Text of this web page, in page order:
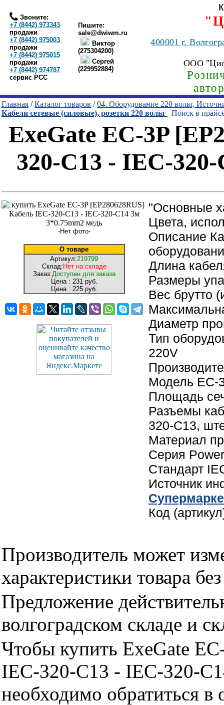
Звоните:
+7 (8442) 973343
продажи
+7 (8442) 975003
продажи
+7 (8442) 975015
продажи
+7 (8442) 974787
сервис РСС
Пишите:
sale@dwiwm.ru
Виктор
(275304200)
Сергей
(229952884)
400001г.
ООО
Главная /Каталог товаров /04. Оборудование 220 вольт,
Кабели сетевые (силовые), розетки 220 вольт
Поиск в
ExeGate EC-3P
320-C13 - IEC-
-Нет фото-
О товаре
Артикул:219799
Склад: Нет на складе
Заказ:Доступен для заказа
Цена : 231 руб.
Цена : 225 руб.
"Основные
Цвета,
Описание
Длина
Размеры
Вес брутто
Диаметр
Тип
220V
Модель EC-
Площадь
Разъемы
320-C13,
Материал
Серия Power
Стандарт
Источник
Код
Производитель может
характеристики товара
Предложение
волгоградском складе и
Чтобы купить ExeGate
IEC-320-C13 - IEC-320-
необходимо